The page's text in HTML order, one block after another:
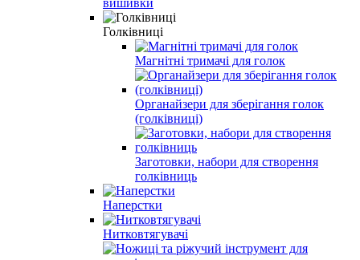
Голківниці
Магнітні тримачі для голок
Органайзери для зберігання голок
(голківниці)
Заготовки, набори для створення
голківниць
Наперстки
Нитковтягувачі